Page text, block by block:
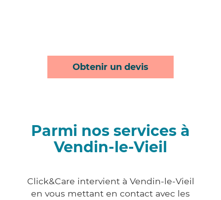
Obtenir un devis
Parmi nos services à
Vendin-le-Vieil
Click&Care intervient à Vendin-le-Vieil
en vous mettant en contact avec les